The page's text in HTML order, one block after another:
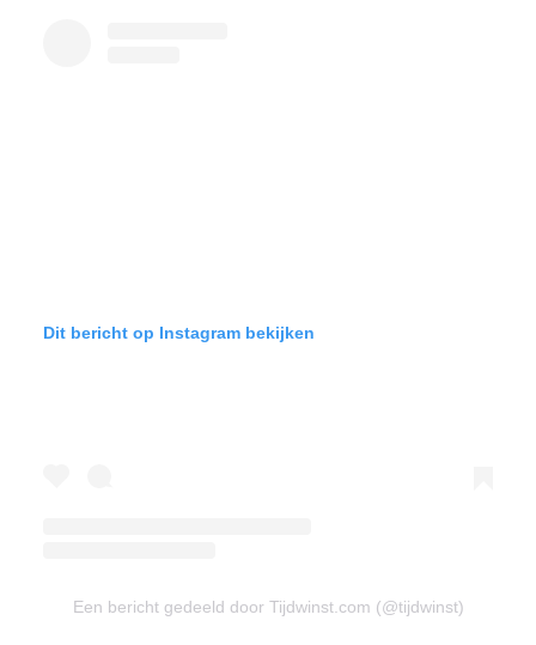
Dit bericht op Instagram bekijken
Een bericht gedeeld door Tijdwinst.com (@tijdwinst)